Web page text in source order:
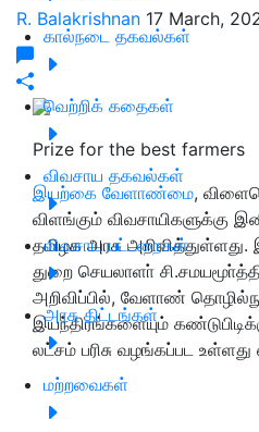
கால்நடை தகவல்கள்
வெற்றிக் கதைகள்
விவசாய தகவல்கள்
விவசாய பட்டறைகள்
அரசு திட்டங்கள்
மற்றவைகள்
R. Balakrishnan 17 March,
Prize for the best farmers
இயற்கை வேளாண்மை,
விளங்கும் விவசாயிகளுக்கு
தமிழக அரசு
துறை செயலாளா்
அறிவிப்பில், வேளாண்
இயந்திரங்களையும்
லட்சம் பரிசு வழங்கப்பட உள்ளது